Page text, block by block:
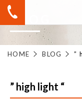
BLOG
HOME BLOG ”
” high light “